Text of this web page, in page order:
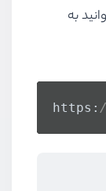
به
https: